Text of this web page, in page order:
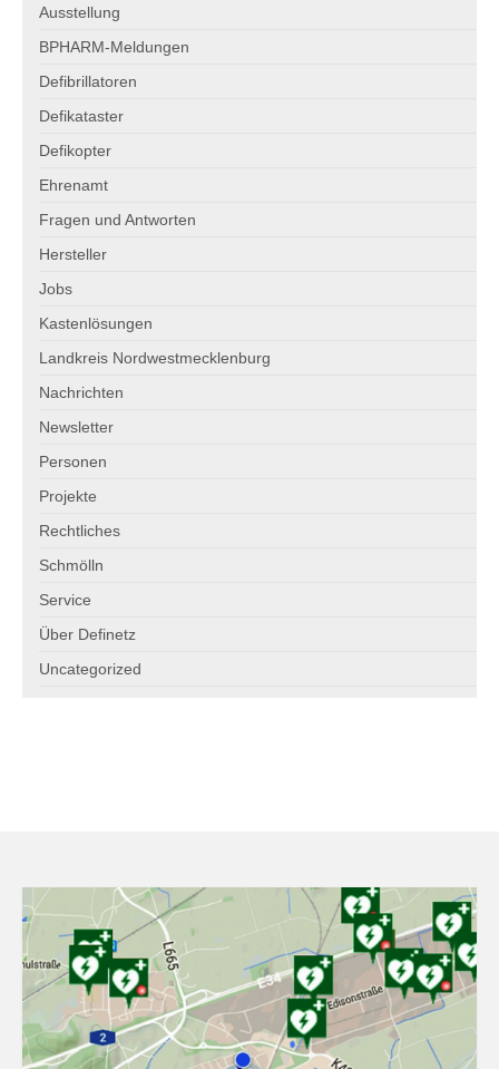
Service: Hersteller
Download Printmedien
Freie Stellen
Spenden
Anlassspenden für Definetz
Spenden Sie Ihre alten Münzen und Scheine
Ausstellung
BPHARM-Meldungen
Defibrillatoren
Defikataster
Defikopter
Ehrenamt
Fragen und Antworten
Hersteller
Jobs
Kastenlösungen
Landkreis Nordwestmecklenburg
Nachrichten
Newsletter
Personen
Projekte
Rechtliches
Schmölln
Service
Über Definetz
Uncategorized